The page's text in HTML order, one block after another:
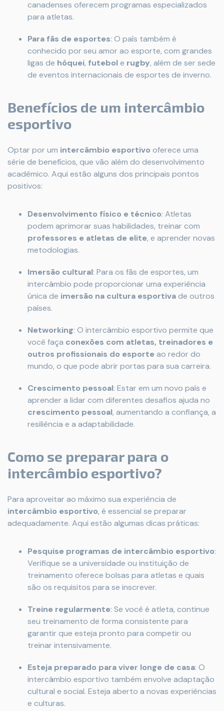
canadenses oferecem programas especializados
para atletas.
Para fãs de esportes: O país também é
conhecido por seu amor ao esporte, com grandes
ligas de hóquei, futebol e rugby, além de ser sede
de eventos internacionais de esportes de inverno.
Benefícios de um intercâmbio
esportivo
Optar por um intercâmbio esportivo oferece uma
série de benefícios, que vão além do desenvolvimento
acadêmico. Aqui estão alguns dos principais pontos
positivos:
Desenvolvimento físico e técnico: Atletas
podem aprimorar suas habilidades, treinar com
professores e atletas de elite, e aprender novas
metodologias.
Imersão cultural: Para os fãs de esportes, um
intercâmbio pode proporcionar uma experiência
única de imersão na cultura esportivade outros
países.
Networking: O intercâmbio esportivo permite que
você faça conexões com atletas, treinadores e
outros profissionais do esporte ao redor do
mundo, o que pode abrir portas para sua carreira.
Crescimento pessoal: Estar em um novo país e
aprender a lidar com diferentes desafios ajuda no
crescimento pessoal, aumentando a confiança, a
resiliência e a adaptabilidade.
Como se preparar para o
intercâmbio esportivo?
Para aproveitar ao máximo sua experiência de
intercâmbio esportivo, é essencial se preparar
adequadamente. Aqui estão algumas dicas práticas:
Pesquise programas de intercâmbio esportivo:
Verifique se a universidade ou instituição de
treinamento oferece bolsas para atletas e quais
são os requisitos para se inscrever.
Treine regularmente: Se você é atleta, continue
seu treinamento de forma consistente para
garantir que esteja pronto para competir ou
treinar intensivamente.
Esteja preparado para viver longe de casa: O
intercâmbio esportivo também envolve adaptação
cultural e social. Esteja aberto a novas experiências
e culturas.